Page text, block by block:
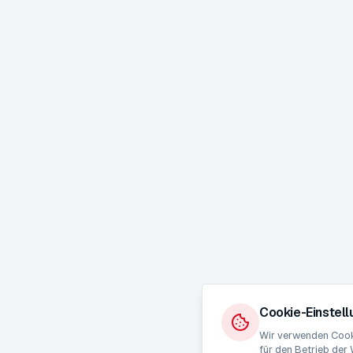
Cookie-
Wir verwenden
für den Betrieb der